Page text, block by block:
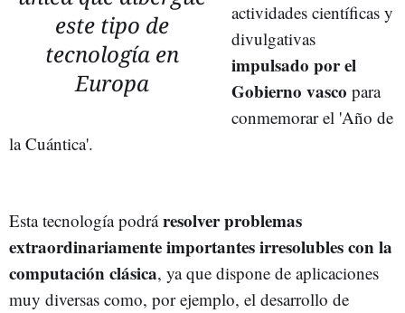
este tipo de
tecnología en
Europa
actividades científicas y
divulgativas
impulsado por el
Gobierno vasco para
conmemorar el 'Año de
la Cuántica'.
Esta tecnología podráresolver problemas
extraordinariamente importantes irresolubles con la
computación clásica, ya que dispone de aplicaciones
muy diversas como, por ejemplo, el desarrollo de